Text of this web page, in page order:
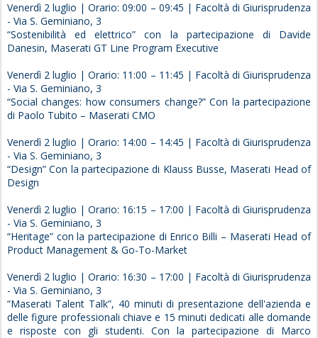
Venerdì 2 luglio | Orario: 09:00 – 09:45 | Facoltà di Giurisprudenza
- Via S. Geminiano, 3
“Sostenibilità ed elettrico” con la partecipazione di Davide
Danesin, Maserati GT Line Program Executive
Venerdì 2 luglio | Orario: 11:00 – 11:45 | Facoltà di Giurisprudenza
- Via S. Geminiano, 3
“Social changes: how consumers change?” Con la partecipazione
di Paolo Tubito – Maserati CMO
Venerdì 2 luglio | Orario: 14:00 – 14:45 | Facoltà di Giurisprudenza
- Via S. Geminiano, 3
“Design” Con la partecipazione di Klauss Busse, Maserati Head of
Design
Venerdì 2 luglio | Orario: 16:15 – 17:00 | Facoltà di Giurisprudenza
- Via S. Geminiano, 3
“Heritage” con la partecipazione di Enrico Billi – Maserati Head of
Product Management & Go-To-Market
Venerdì 2 luglio | Orario: 16:30 – 17:00 | Facoltà di Giurisprudenza
- Via S. Geminiano, 3
“Maserati Talent Talk”, 40 minuti di presentazione dell'azienda e
delle figure professionali chiave e 15 minuti dedicati alle domande
e risposte con gli studenti. Con la partecipazione di Marco